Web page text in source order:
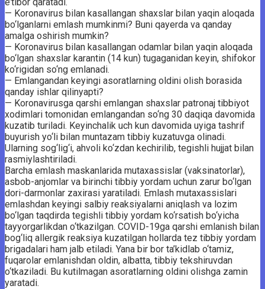
— Koronavirus bilan kasallangan shaxslar bilan yaqin aloqada
bo‘lganlarni emlash mumkinmi? Buni qayerda va qanday
amalga oshirish mumkin?
— Koronavirus bilan kasallangan odamlar bilan yaqin aloqada
bo‘lgan shaxslar karantin (14 kun) tugaganidan keyin, shifokor
ko‘rigidan so‘ng emlanadi.
— Emlangandan keyingi asoratlarning oldini olish borasida
qanday ishlar qilinyapti?
— Koronavirusga qarshi emlangan shaxslar patronaj tibbiyot
xodimlari tomonidan emlangandan so‘ng 30 daqiqa davomida
kuzatib turiladi. Keyinchalik uch kun davomida uyiga tashrif
buyurish yo‘li bilan muntazam tibbiy kuzatuvga olinadi.
Ularning sog‘lig‘i, ahvoli ko‘zdan kechirilib, tegishli hujjat bilan
rasmiylashtiriladi.
Barcha emlash maskanlarida mutaxassislar (vaksinatorlar),
asbob-anjomlar va birinchi tibbiy yordam uchun zarur bo‘lgan
dori-darmonlar zaxirasi yaratiladi. Emlash mutaxassislari
emlashdan keyingi salbiy reaksiyalarni aniqlash va lozim
bo‘lgan taqdirda tegishli tibbiy yordam ko‘rsatish bo‘yicha
tayyorgarlikdan o‘tkazilgan. COVID-19ga qarshi emlanish bilan
bog‘liq allergik reaksiya kuzatilgan hollarda tez tibbiy yordam
brigadalari ham jalb etiladi. Yana bir bor ta’kidlab o‘tamiz,
fuqarolar emlanishdan oldin, albatta, tibbiy tekshiruvdan
o‘tkaziladi. Bu kutilmagan asoratlarning oldini olishga zamin
yaratadi.